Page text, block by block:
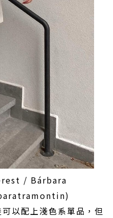
/ Bárbara
以配上淺色系單品，但